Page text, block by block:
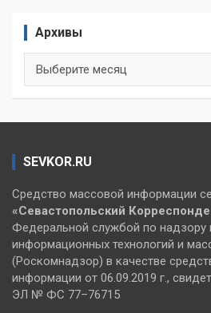
Архивы
SEVKOR.RU
Средство массовой информации
«Севастопольский
Федеральной службой по надзору
информационных технологий и
(Роскомнадзор) в качестве
информации от 06.09.2019 г.,
ЭЛ № ФС 77–76715